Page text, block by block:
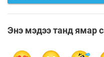
Энэ мэдээ танд ямар